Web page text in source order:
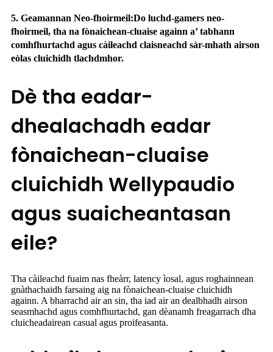
5. Geamannan Neo-fhoirmeil:Do luchd-gamers neo-
fhoirmeil, tha na fònaichean-cluaise againn a’ tabhann
comhfhurtachd agus càileachd claisneachd sàr-mhath airson
eòlas cluichidh tlachdmhor.
Dè tha eadar-
dhealachadh eadar
fònaichean-cluaise
cluichidh Wellypaudio
agus suaicheantasan
eile?
Tha càileachd fuaim nas fheàrr, latency ìosal, agus roghainnean
gnàthachaidh farsaing aig na fònaichean-cluaise cluichidh
againn. A bharrachd air an sin, tha iad air an dealbhadh airson
seasmhachd agus comhfhurtachd, gan dèanamh freagarrach dha
cluicheadairean casual agus proifeasanta.